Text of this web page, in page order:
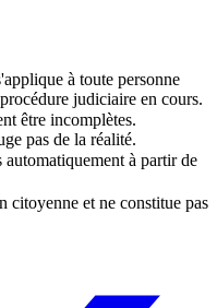
à toute personne
judiciaire en cours.
être incomplètes.
pas de la réalité.
automatiquement à partir de
citoyenne et ne constitue pas